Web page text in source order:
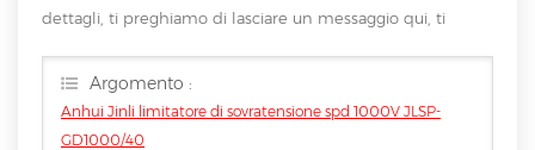
dettagli, ti preghiamo di lasciare un messaggio qui, ti
Argomento :
Anhui Jinli limitatore di sovratensione spd 1000V JLSP-
GD1000/40